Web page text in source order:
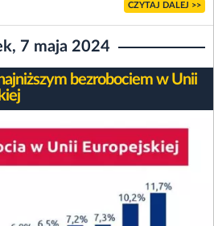
CZYTAJ DALEJ >>
7 maja 2024
bezrobociem w Unii